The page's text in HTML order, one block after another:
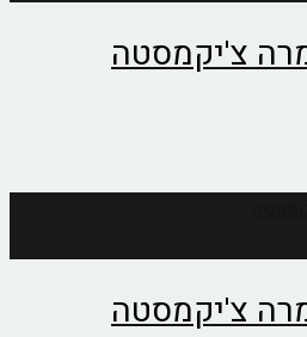
צ'יקמסטה
צ'יקמסטה